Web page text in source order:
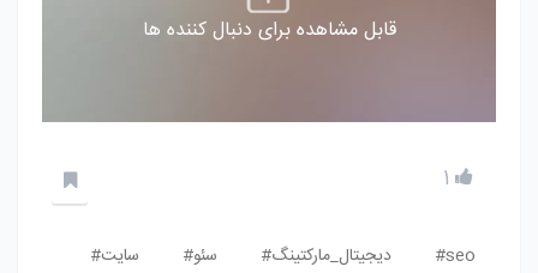
قابل مشاهده برای دنبال کننده ها
1
seo# دیجیتال_مارکتینگ# سئو# سایت#